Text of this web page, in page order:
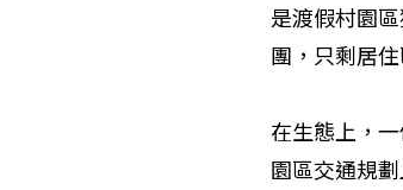
是渡假村園
團，只剩居
在生態上，
園區交通規